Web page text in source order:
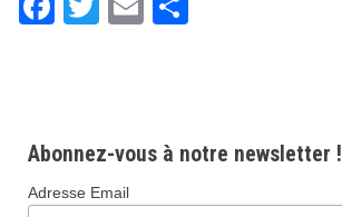
Abonnez-vous à notre newsletter !
Adresse Email